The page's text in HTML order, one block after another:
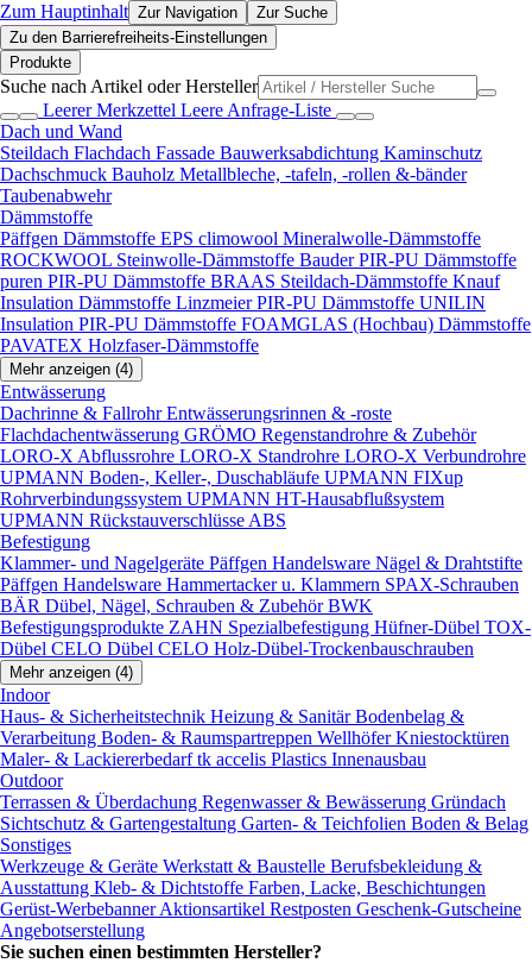
Zum Hauptinhalt Zur Navigation
Zur Suche
Zu den Barrierefreiheits-Einstellungen
Produkte
Suche nach Artikel oder Hersteller
Leerer Merkzettel Leere Anfrage-Liste
Dach und Wand
Steildach Flachdach Fassade Bauwerksabdichtung Kaminschutz
Dachschmuck Bauholz Metallbleche, -tafeln, -rollen &-bänder
Taubenabwehr
Dämmstoffe
Päffgen Dämmstoffe EPS climowool Mineralwolle-Dämmstoffe
ROCKWOOL Steinwolle-Dämmstoffe Bauder PIR-PU Dämmstoffe
puren PIR-PU Dämmstoffe BRAAS Steildach-Dämmstoffe Knauf
Insulation Dämmstoffe Linzmeier PIR-PU Dämmstoffe UNILIN
Insulation PIR-PU Dämmstoffe FOAMGLAS (Hochbau) Dämmstoffe
PAVATEX Holzfaser-Dämmstoffe
Mehr anzeigen (4)
Entwässerung
Dachrinne & FallrohrEntwässerungsrinnen & -roste
Flachdachentwässerung GRÖMO Regenstandrohre & Zubehör
LORO-X Abflussrohre LORO-X Standrohre LORO-X Verbundrohre
UPMANN Boden-, Keller-, Duschabläufe UPMANN FIXup
Rohrverbindungssystem UPMANN HT-Hausabflußsystem
UPMANN Rückstauverschlüsse ABS
Befestigung
Klammer- und Nagelgeräte Päffgen Handelsware Nägel & Drahtstifte
Päffgen Handelsware Hammertacker u. Klammern SPAX-Schrauben
BÄR Dübel, Nägel, Schrauben & ZubehörBWK
Befestigungsprodukte ZAHN Spezialbefestigung Hüfner-Dübel TOX-
Dübel CELO Dübel CELO Holz-Dübel-Trockenbauschrauben
Mehr anzeigen (4)
Indoor
Haus- & Sicherheitstechnik Heizung & SanitärBodenbelag &
Verarbeitung Boden- & Raumspartreppen Wellhöfer Kniestocktüren
Maler- & Lackiererbedarftk accelis Plastics Innenausbau
Outdoor
Terrassen & Überdachung Regenwasser & Bewässerung Gründach
Sichtschutz & Gartengestaltung Garten- & Teichfolien Boden & Belag
Sonstiges
Werkzeuge & Geräte Werkstatt & Baustelle Berufsbekleidung &
Ausstattung Kleb- & Dichtstoffe Farben, Lacke, Beschichtungen
Gerüst-WerbebannerAktionsartikel Restposten Geschenk-Gutscheine
Angebotserstellung
Sie suchen einen bestimmten Hersteller?